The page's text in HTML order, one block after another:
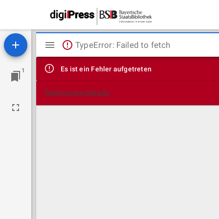
1
Mirador
Viewer
TypeError: Failed to fetch
Es ist ein Fehler aufgetreten
Technische Details